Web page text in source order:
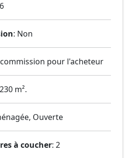
: Non
commission pour l'acheteur
m².
Ouverte
à coucher: 2